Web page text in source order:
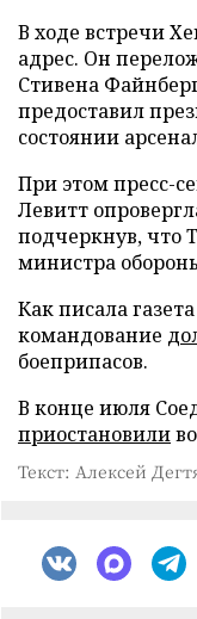
В ходе встречи
адрес. Он
Стивена
предоставил
состоянии
При этом пресс-
Левитт
подчеркнув, что
министра
Как писала
командование
боеприпасов.
В конце июля
приостановили
Текст: Алексей